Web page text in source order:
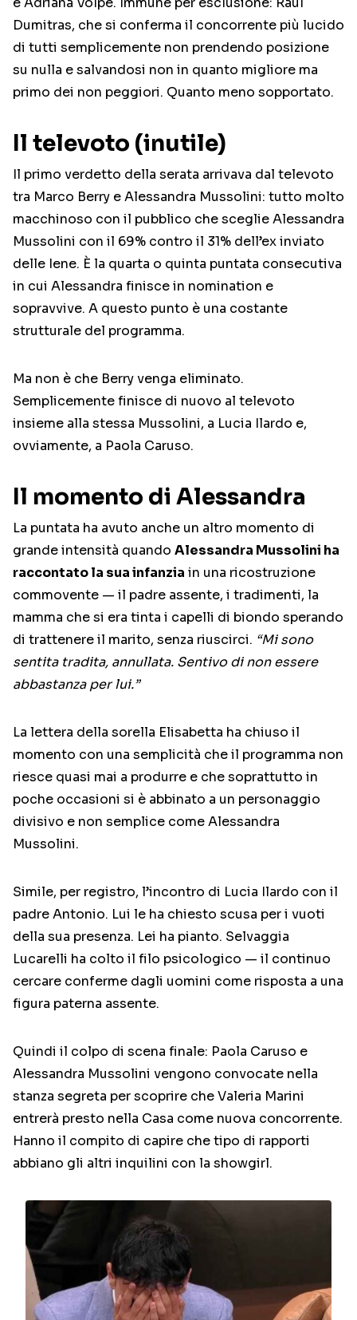
Dumitras, che si conferma il concorrente più lucido
di tutti semplicemente non prendendo posizione
su nulla e salvandosi non in quanto migliore ma
primo dei non peggiori. Quanto meno sopportato.
Il televoto (inutile)
Il primo verdetto della serata arrivava dal televoto
tra Marco Berry e Alessandra Mussolini: tutto molto
macchinoso con il pubblico che sceglie Alessandra
Mussolini con il 69% contro il 31% dell’ex inviato
delle Iene. È la quarta o quinta puntata consecutiva
in cui Alessandra finisce in nomination e
sopravvive. A questo punto è una costante
strutturale del programma.
Ma non è che Berry venga eliminato.
Semplicemente finisce di nuovo al televoto
insieme alla stessa Mussolini, a Lucia Ilardo e,
ovviamente, a Paola Caruso.
Il momento di Alessandra
La puntata ha avuto anche un altro momento di
grande intensità quando Alessandra Mussolini ha
raccontato la sua infanzia in una ricostruzione
commovente — il padre assente, i tradimenti, la
mamma che si era tinta i capelli di biondo sperando
di trattenere il marito, senza riuscirci. “Mi sono
sentita tradita, annullata. Sentivo di non essere
abbastanza per lui.”
La lettera della sorella Elisabetta ha chiuso il
momento con una semplicità che il programma non
riesce quasi mai a produrre e che soprattutto in
poche occasioni si è abbinato a un personaggio
divisivo e non semplice come Alessandra
Mussolini.
Simile, per registro, l’incontro di Lucia Ilardo con il
padre Antonio. Lui le ha chiesto scusa per i vuoti
della sua presenza. Lei ha pianto. Selvaggia
Lucarelli ha colto il filo psicologico — il continuo
cercare conferme dagli uomini come risposta a una
figura paterna assente.
Quindi il colpo di scena finale: Paola Caruso e
Alessandra Mussolini vengono convocate nella
stanza segreta per scoprire che Valeria Marini
entrerà presto nella Casa come nuova concorrente.
Hanno il compito di capire che tipo di rapporti
abbiano gli altri inquilini con la showgirl.